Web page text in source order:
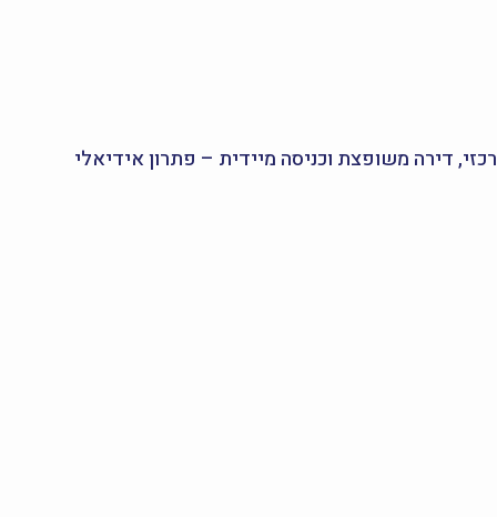
הנרי הרץ 1 מציעה שילוב מצוין של מיקום מרכזי, דירה משופצת וכניסה מיידית – פתרון אידיאלי